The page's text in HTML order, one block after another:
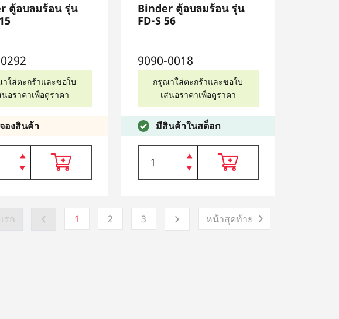
ตู้อบลมร้อน รุ่น
ใส่ตะกร้าและขอใบ
นอราคาเพื่อดูราคา
องสินค้า
Binder ตู้อบลมร้อน รุ่น
FD-S 56
9090-0018
กรุณาใส่ตะกร้าและขอใบ
เสนอราคาเพื่อดูราคา
มีสินค้าในสต็อก
รก 1 2 3 หน้าสุดท้าย